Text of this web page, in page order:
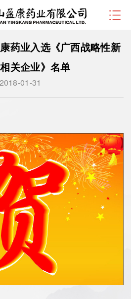
药业入选《广西战略性新
关企业》名单
2018-01-31